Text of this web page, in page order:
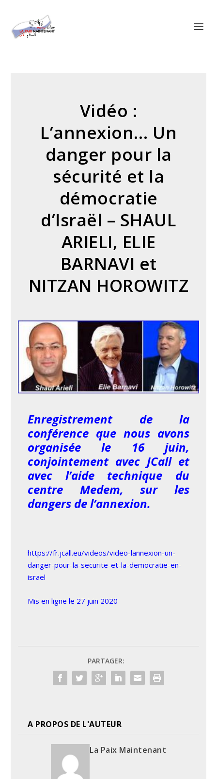
Vidéo :
L’annexion… Un
danger pour la
sécurité et la
démocratie
d’Israël – SHAUL
ARIELI, ELIE
BARNAVI et
NITZAN HOROWITZ
Enregistrement de la
conférence que nous avons
organisée le 16 juin,
conjointement avec JCall et
avec l’aide technique du
centre Medem, sur les
dangers de l’annexion.
https://fr.jcall.eu/videos/video-lannexion-un-
danger-pour-la-securite-et-la-democratie-en-
israel
Mis en ligne le 27 juin 2020
PARTAGER:
A PROPOS DE L'AUTEUR
La Paix Maintenant